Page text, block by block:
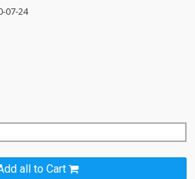
07-24
all to Cart